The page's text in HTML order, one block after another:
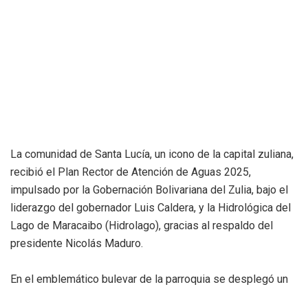
La comunidad de Santa Lucía, un icono de la capital zuliana,
recibió el Plan Rector de Atención de Aguas 2025,
impulsado por la Gobernación Bolivariana del Zulia, bajo el
liderazgo del gobernador Luis Caldera, y la Hidrológica del
Lago de Maracaibo (Hidrolago), gracias al respaldo del
presidente Nicolás Maduro.
En el emblemático bulevar de la parroquia se desplegó un